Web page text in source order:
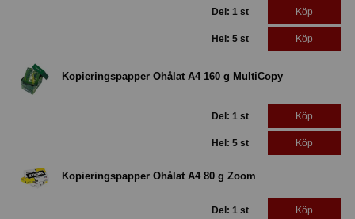
Del: 1 st Köp
Hel: 5 st Köp
Kopieringspapper Ohålat A4 160 g MultiCopy
Del: 1 st Köp
Hel: 5 st Köp
Kopieringspapper Ohålat A4 80 g Zoom
Del: 1 st Köp